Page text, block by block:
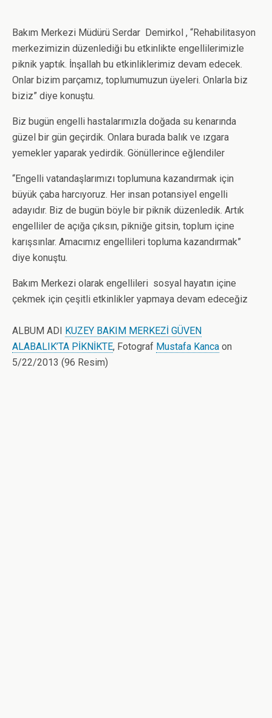
Bakım Merkezi Müdürü Serdar Demirkol , “Rehabilitasyon
merkezimizin düzenlediği bu etkinlikte engellilerimizle
piknik yaptık. İnşallah bu etkinliklerimiz devam edecek.
Onlar bizim parçamız, toplumumuzun üyeleri. Onlarla biz
biziz” diye konuştu.
Biz bugün engelli hastalarımızla doğada su kenarında
güzel bir gün geçirdik. Onlara burada balık ve ızgara
yemekler yaparak yedirdik. Gönüllerince eğlendiler
“Engelli vatandaşlarımızı toplumuna kazandırmak için
büyük çaba harcıyoruz. Her insan potansiyel engelli
adayıdır. Biz de bugün böyle bir piknik düzenledik. Artık
engelliler de açığa çıksın, pikniğe gitsin, toplum içine
karışsınlar. Amacımız engellileri topluma kazandırmak”
diye konuştu.
Bakım Merkezi olarak engellileri sosyal hayatın içine
çekmek için çeşitli etkinlikler yapmaya devam edeceğiz
ALBUM ADI KUZEY BAKIM MERKEZİ GÜVEN
ALABALIK’TA PİKNİKTE, Fotograf Mustafa Kanca on
5/22/2013 (96 Resim)